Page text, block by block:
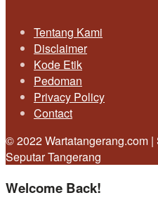
Tentang Kami
Disclaimer
Kode Etik
Pedoman
Privacy Policy
Contact
© 2022 Wartatangerang.com
Seputar Tangerang
Welcome Back!